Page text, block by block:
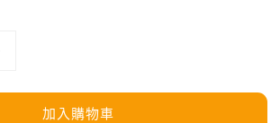
加入購物車